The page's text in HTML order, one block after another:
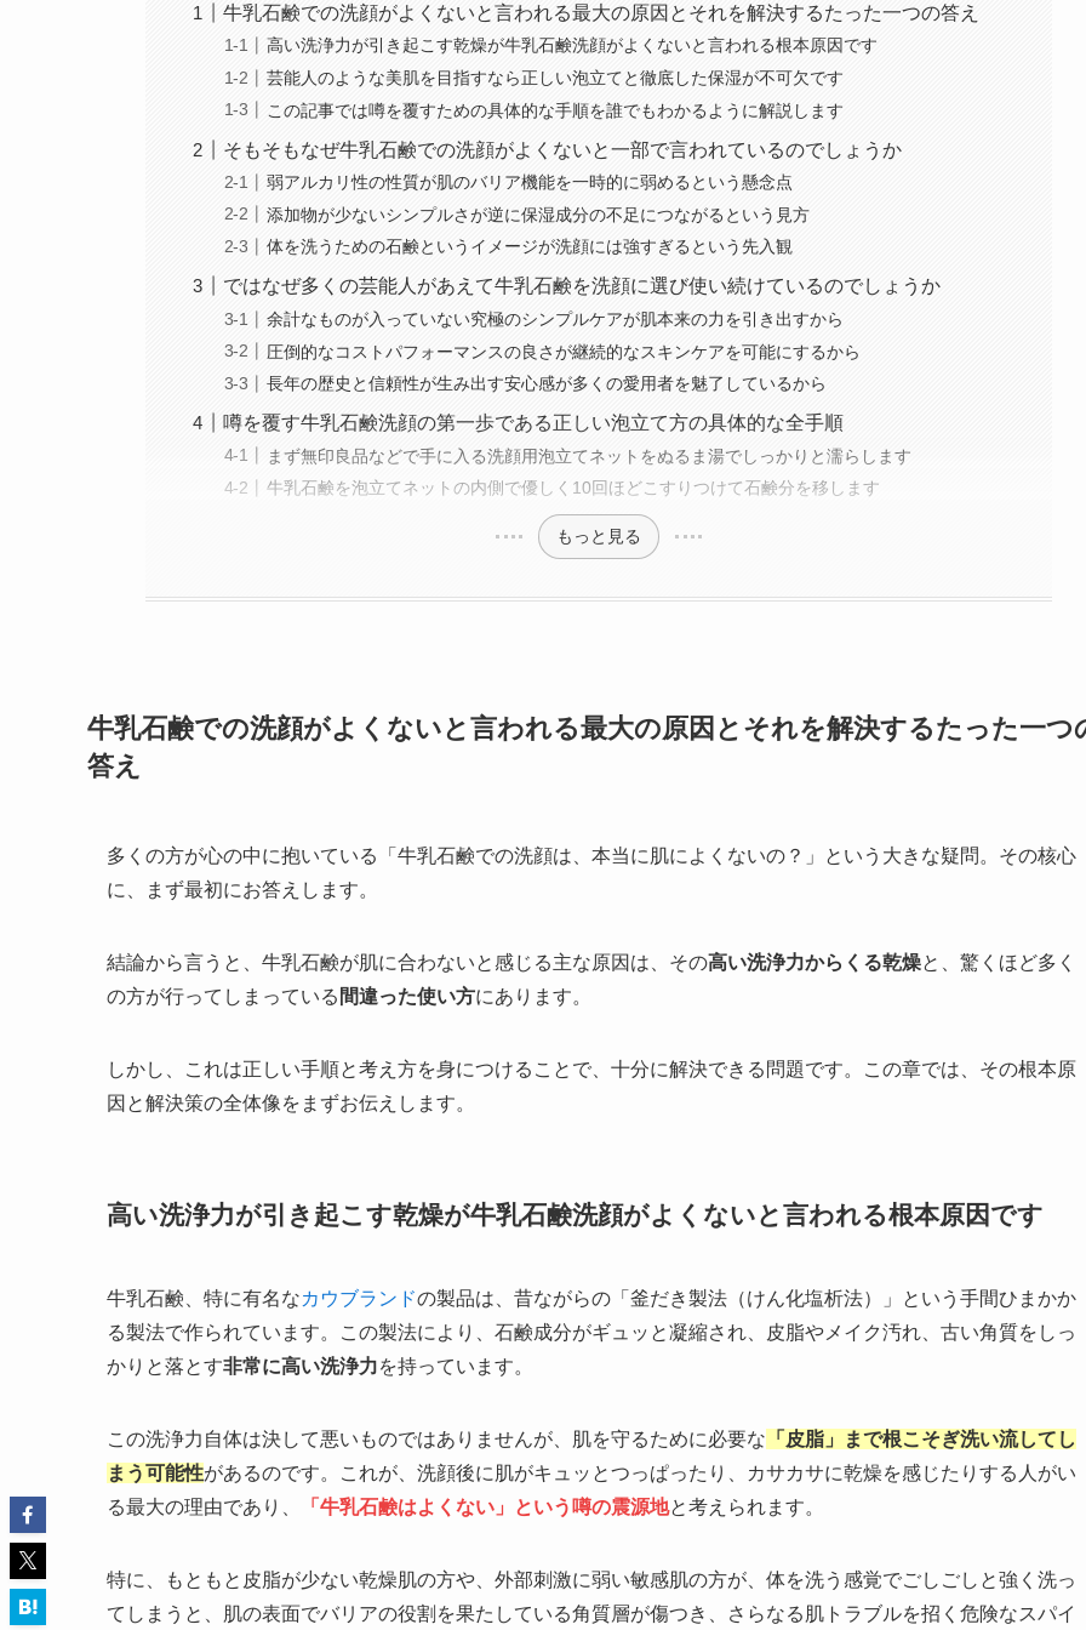
牛乳石鹸での洗顔がよくないと言われる最大の原因とそれを解決するたった一つの答え
高い洗浄力が引き起こす乾燥が牛乳石鹸洗顔がよくないと言われる根本原因です
芸能人のような美肌を目指すなら正しい泡立てと徹底した保湿が不可欠です
この記事では噂を覆すための具体的な手順を誰でもわかるように解説します
そもそもなぜ牛乳石鹸での洗顔がよくないと一部で言われているのでしょうか
弱アルカリ性の性質が肌のバリア機能を一時的に弱めるという懸念点
添加物が少ないシンプルさが逆に保湿成分の不足につながるという見方
体を洗うための石鹸というイメージが洗顔には強すぎるという先入観
ではなぜ多くの芸能人があえて牛乳石鹸を洗顔に選び使い続けているのでしょうか
余計なものが入っていない究極のシンプルケアが肌本来の力を引き出すから
圧倒的なコストパフォーマンスの良さが継続的なスキンケアを可能にするから
長年の歴史と信頼性が生み出す安心感が多くの愛用者を魅了しているから
噂を覆す牛乳石鹸洗顔の第一歩である正しい泡立て方の具体的な全手順
まず無印良品などで手に入る洗顔用泡立てネットをぬるま湯でしっかりと濡らします
牛乳石鹸を泡立てネットの内側で優しく10回ほどこすりつけて石鹸分を移します
もっと見る
牛乳石鹸での洗顔がよくないと言われる最大の原因とそれを解決するたった一つ
答え
多くの方が心の中に抱いている「牛乳石鹸での洗顔は、本当に肌によくないの？」という大きな疑問。その核心
に、まず最初にお答えします。
結論から言うと、牛乳石鹸が肌に合わないと感じる主な原因は、その高い洗浄力からくる乾燥と、驚くほど多く
の方が行ってしまっている 間違った使い方にあります。
しかし、これは正しい手順と考え方を身につけることで、十分に解決できる問題です。この章では、その根本原
因と解決策の全体像をまずお伝えします。
高い洗浄力が引き起こす乾燥が牛乳石鹸洗顔がよくないと言われる根本原因です
牛乳石鹸、特に有名なカウブランドの製品は、昔ながらの「釜だき製法（けん化塩析法）」という手間ひまかか
る製法で作られています。この製法により、石鹸成分がギュッと凝縮され、皮脂やメイク汚れ、古い角質をしっ
かりと落とす非常に高い洗浄力を持っています。
この洗浄力自体は決して悪いものではありませんが、肌を守るために必要な 「皮脂」まで根こそぎ洗い流してし
まう可能性があるのです。これが、洗顔後に肌がキュッとつっぱったり、カサカサに乾燥を感じたりする人がい
る最大の理由であり、
「牛乳石鹸はよくない」という噂の震源地と考えられます。
特に、もともと皮脂が少ない乾燥肌の方や、外部刺激に弱い敏感肌の方が、体を洗う感覚でごしごしと強く洗っ
てしまうと、肌の表面でバリアの役割を果たしている角質層が傷つき、さらなる肌トラブルを招く危険なスパイ